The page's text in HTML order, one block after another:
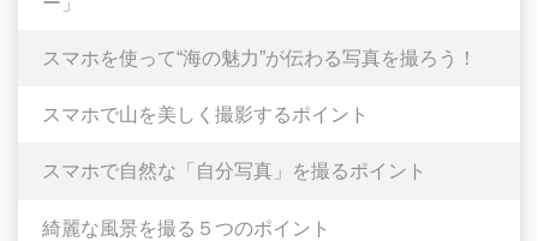
スマホを使って“海の魅力”が伝わる写真を撮ろう！
スマホで山を美しく撮影するポイント
スマホで自然な「自分写真」を撮るポイント
綺麗な風景を撮る５つのポイント